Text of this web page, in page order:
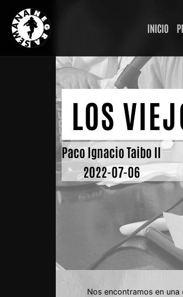
INICIO
LOS
Paco Ignacio Taibo II
2022-07-06
Nos encontramos en